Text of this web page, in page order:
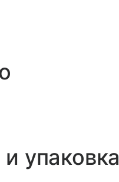
упаковка